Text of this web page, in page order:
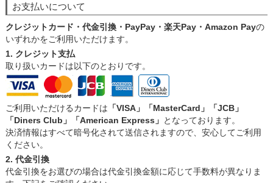
お支払いについて
クレジットカード・代金引換・PayPay・楽天Pay・Amazon Payの
いずれかをご利用いただけます。
1. クレジット支払
取り扱いカードは以下のとおりです。
ご利用いただけるカードは 「VISA」「MasterCard」「JCB」
「Diners Club」「American Express」 となっております。
決済情報はすべて暗号化されて送信されますので、安心してご利用
ください。
2. 代金引換
代金引換をお選びの場合は代金引換金額に応じて手数料が異なりま